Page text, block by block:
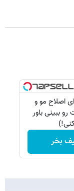
اصلاح مو و
ببینی باور
بخر